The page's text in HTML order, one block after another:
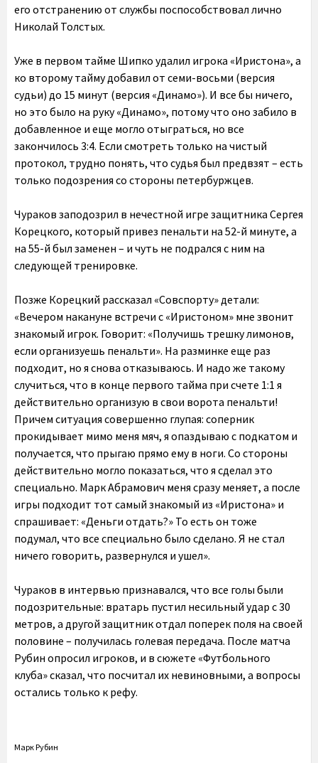
его отстранению от службы поспособствовал лично
Николай Толстых.
Уже в первом тайме Шипко удалил игрока «Иристона», а
ко второму тайму добавил от семи-восьми (версия
судьи) до 15 минут (версия «Динамо»). И все бы ничего,
но это было на руку «Динамо», потому что оно забило в
добавленное и еще могло отыграться, но все
закончилось 3:4. Если смотреть только на чистый
протокол, трудно понять, что судья был предвзят – есть
только подозрения со стороны петербуржцев.
Чураков заподозрил в нечестной игре защитника Сергея
Корецкого, который привез пенальти на 52-й минуте, а
на 55-й был заменен – и чуть не подрался с ним на
следующей тренировке.
Позже Корецкий рассказал «Совспорту» детали:
«Вечером накануне встречи с «Иристоном» мне звонит
знакомый игрок. Говорит: «Получишь трешку лимонов,
если организуешь пенальти». На разминке еще раз
подходит, но я снова отказываюсь. И надо же такому
случиться, что в конце первого тайма при счете 1:1 я
действительно организую в свои ворота пенальти!
Причем ситуация совершенно глупая: соперник
прокидывает мимо меня мяч, я опаздываю с подкатом и
получается, что прыгаю прямо ему в ноги. Со стороны
действительно могло показаться, что я сделал это
специально. Марк Абрамович меня сразу меняет, а после
игры подходит тот самый знакомый из «Иристона» и
спрашивает: «Деньги отдать?» То есть он тоже
подумал, что все специально было сделано. Я не стал
ничего говорить, развернулся и ушел».
Чураков в интервью признавался, что все голы были
подозрительные: вратарь пустил несильный удар с 30
метров, а другой защитник отдал поперек поля на своей
половине – получилась голевая передача. После матча
Рубин опросил игроков, и в сюжете «Футбольного
клуба» сказал, что посчитал их невиновными, а вопросы
остались только к рефу.
Марк Рубин